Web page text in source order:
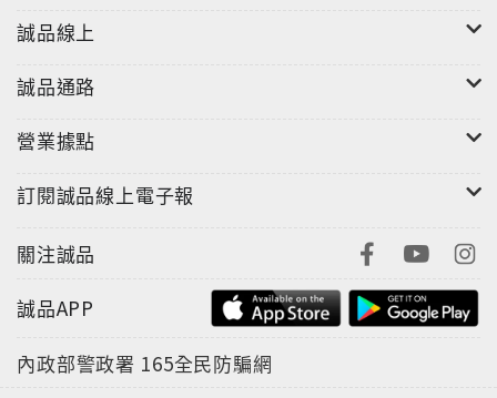
誠品線上
誠品通路
營業據點
訂閱誠品線上電子報
關注誠品
誠品APP
內政部警政署 165全民防騙網